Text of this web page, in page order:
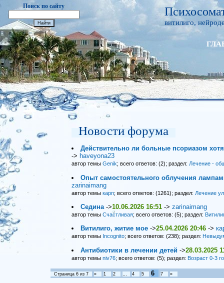
Поиск по сайту
витилиго,
Новости форума
Действительно ли больные псориазом
-> haveyona23
автор темы Genik; всего ответов: (2); раздел: Лечение -
Опыт самостоятельного облучения
zarinaimang
автор темы карп; всего ответов: (1261); раздел: Лечение
Седина ->10.06.2026 16:51 ->zarinaimang
автор темы Счастливая; всего ответов: (5); раздел:
Витилиго, житие мое ->25.04.2026 20:46 ->
автор темы Incognito; всего ответов: (238); раздел:
Антибиотики в лечении детей ->28.03.2025
автор темы niv76; всего ответов: (5); раздел: Возраст 0-3
Страница 6 из 7 « 1 2 … 4 5 6 7 »